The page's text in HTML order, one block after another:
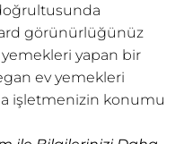
görünürlüğünüz
yemekleri yapan bir
ev yemekleri
işletmenizin konumu